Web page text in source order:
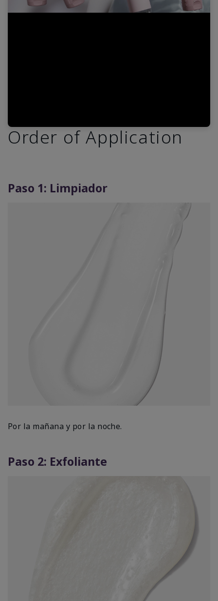
Order of Application
Paso 1: Limpiador
Por la mañana y por la noche.
Paso 2: Exfoliante